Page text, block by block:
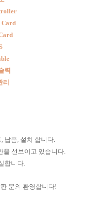
Card
력
리
납품, 설치 합니다.
을 선보이고 있습니다.
합니다.
문의 환영합니다!